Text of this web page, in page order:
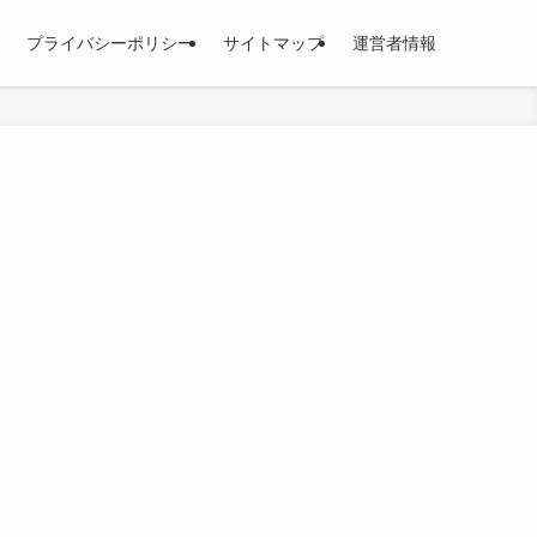
プライバシーポリシー サイトマップ 運営者情報